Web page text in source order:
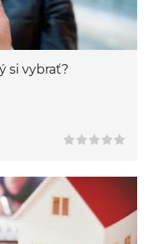
si vybrať?